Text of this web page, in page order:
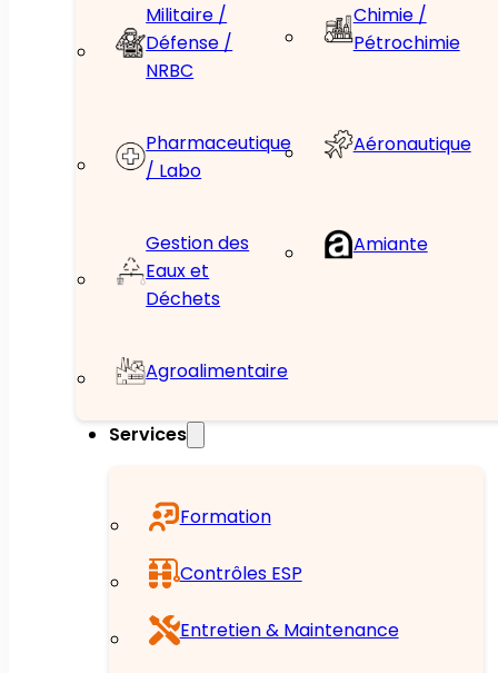
Militaire /
Défense /
NRBC
Chimie /
Pétrochimie
Pharmaceutique
/ Labo
Aéronautique
Gestion des
Eaux et
Déchets
Amiante
Agroalimentaire
Services
Formation
Contrôles ESP
Entretien & Maintenance